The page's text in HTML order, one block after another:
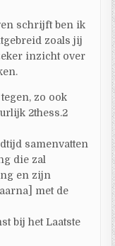
schrijft ben ik
zoals jij
inzicht over
tegen, zo ook
2thess.2
samenvatten
die zal
en zijn
met de
bij het Laatste